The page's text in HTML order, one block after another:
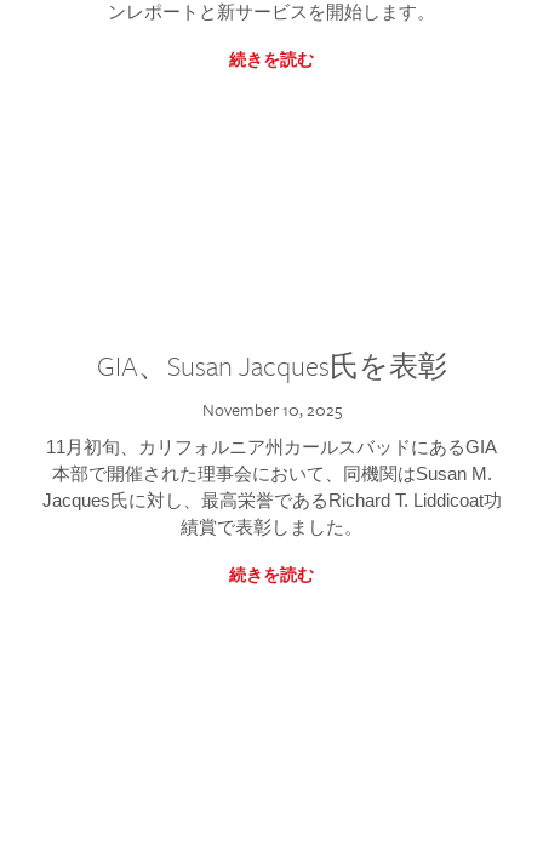
ンレポートと新サービスを開始します。
続きを読む
GIA、Susan Jacques氏を表彰
November 10, 2025
11月初旬、カリフォルニア州カールスバッドにあるGIA
本部で開催された理事会において、同機関はSusan M.
Jacques氏に対し、最高栄誉であるRichard T. Liddicoat功
績賞で表彰しました。
続きを読む